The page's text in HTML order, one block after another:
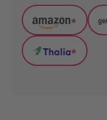
Amazon
(wird
in
neuem
*
Thalia
*